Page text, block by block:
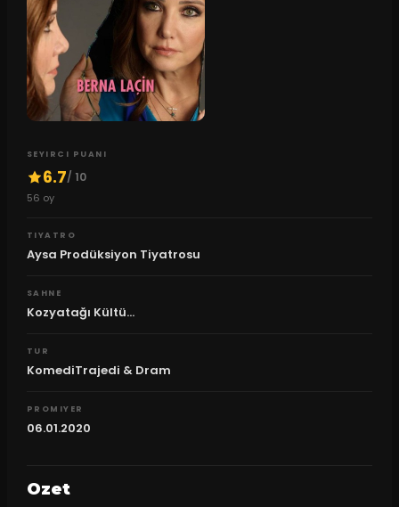
SEYIRCI PUANI
6.7/ 10
56 oy
TIYATRO
Aysa Prodüksiyon Tiyatrosu
SAHNE
Kozyatağı Kültü...
TUR
KomediTrajedi & Dram
PROMIYER
06.01.2020
Ozet